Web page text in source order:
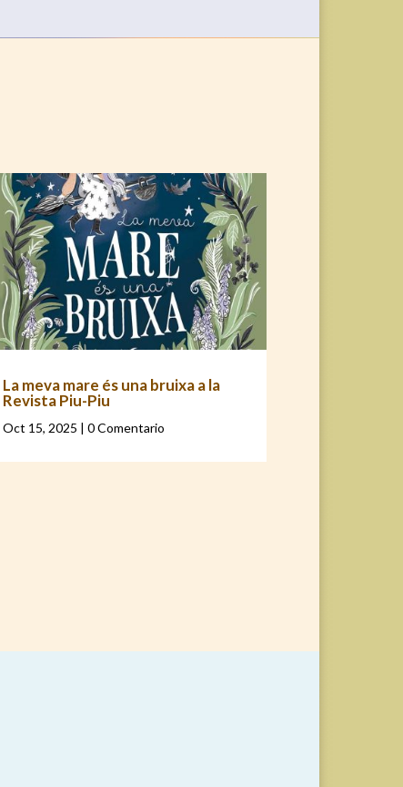
La meva mare és una bruixa a la
Revista Piu-Piu
Oct 15, 2025 | 0 Comentario